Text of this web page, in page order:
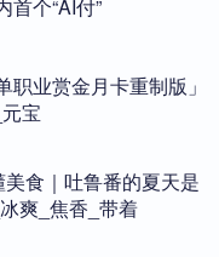
首个“AI付”
业赏金月卡重制版」
宝
美食｜吐鲁番的夏天是
爽_焦香_带着